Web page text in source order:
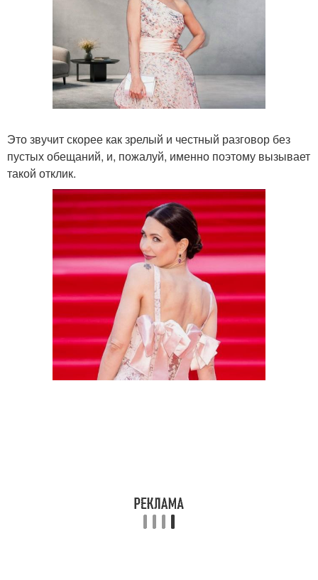
Это звучит скорее как зрелый и честный разговор без
пустых обещаний, и, пожалуй, именно поэтому вызывает
такой отклик.